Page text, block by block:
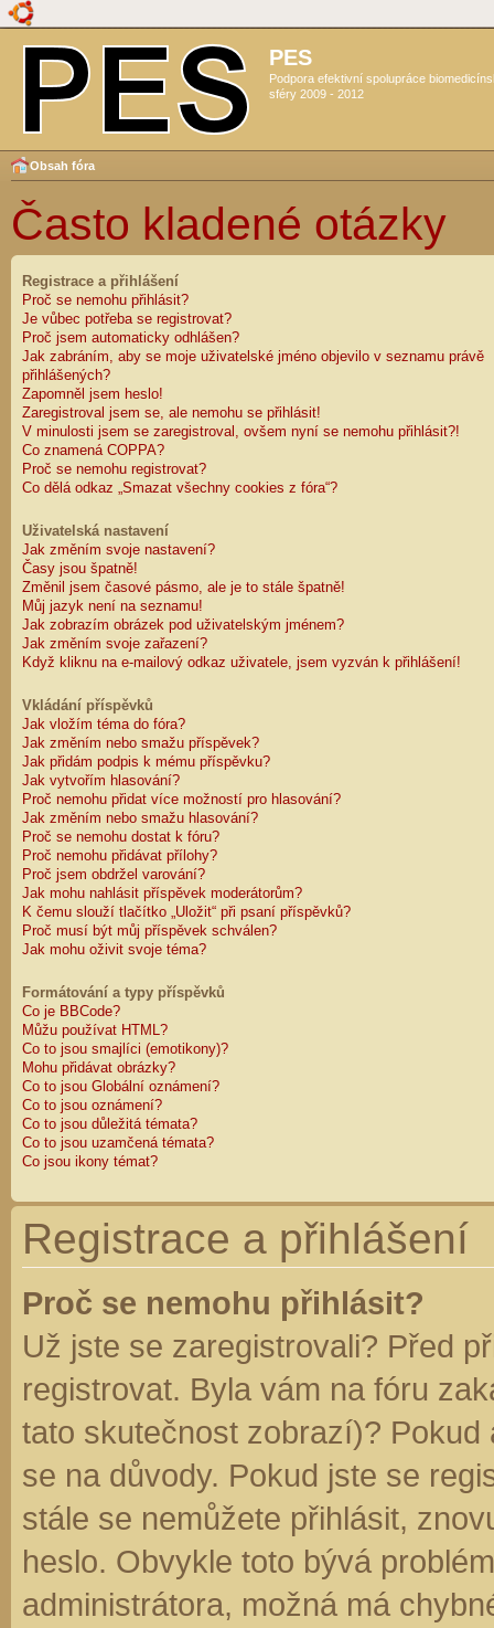
PES
Podpora efektivní spolupráce
sféry 2009 - 2012
Obsah fóra
Často kladené otázky
Registrace a přihlášení
Proč se nemohu přihlásit?
Je vůbec potřeba se registrovat?
Proč jsem automaticky odhlášen?
Jak zabráním, aby se moje uživatelské jméno objevilo v seznamu právě
přihlášených?
Zapomněl jsem heslo!
Zaregistroval jsem se, ale nemohu se přihlásit!
V minulosti jsem se zaregistroval, ovšem nyní se nemohu přihlásit?!
Co znamená COPPA?
Proč se nemohu registrovat?
Co dělá odkaz „Smazat všechny cookies z fóra“?
Uživatelská nastavení
Jak změním svoje nastavení?
Časy jsou špatně!
Změnil jsem časové pásmo, ale je to stále špatně!
Můj jazyk není na seznamu!
Jak zobrazím obrázek pod uživatelským jménem?
Jak změním svoje zařazení?
Když kliknu na e-mailový odkaz uživatele, jsem vyzván k přihlášení!
Vkládání příspěvků
Jak vložím téma do fóra?
Jak změním nebo smažu příspěvek?
Jak přidám podpis k mému příspěvku?
Jak vytvořím hlasování?
Proč nemohu přidat více možností pro hlasování?
Jak změním nebo smažu hlasování?
Proč se nemohu dostat k fóru?
Proč nemohu přidávat přílohy?
Proč jsem obdržel varování?
Jak mohu nahlásit příspěvek moderátorům?
K čemu slouží tlačítko „Uložit“ při psaní příspěvků?
Proč musí být můj příspěvek schválen?
Jak mohu oživit svoje téma?
Formátování a typy příspěvků
Co je BBCode?
Můžu používat HTML?
Co to jsou smajlíci (emotikony)?
Mohu přidávat obrázky?
Co to jsou Globální oznámení?
Co to jsou oznámení?
Co to jsou důležitá témata?
Co to jsou uzamčená témata?
Co jsou ikony témat?
Registrace a přihlášení
Proč se nemohu přihlásit?
Už jste se zaregistrovali? Před
registrovat. Byla vám na fóru
tato skutečnost zobrazí)?
se na důvody. Pokud jste se
stále se nemůžete přihlásit,
heslo. Obvykle toto bývá
administrátora, možná má